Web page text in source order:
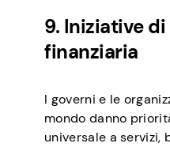
9. Iniziative
finanziaria
I governi e le
mondo danno
universale a servizi,